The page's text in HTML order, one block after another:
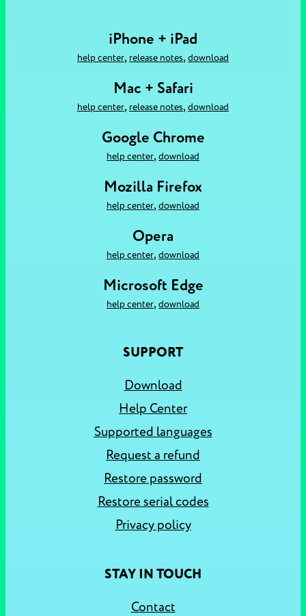
iPhone + iPad
help center, release notes, download
Mac + Safari
help center, release notes, download
Google Chrome
help center, download
Mozilla Firefox
help center, download
Opera
help center, download
Microsoft Edge
help center, download
SUPPORT
Download
Help Center
Supported languages
Request a refund
Restore password
Restore serial codes
Privacy policy
STAY IN TOUCH
Contact